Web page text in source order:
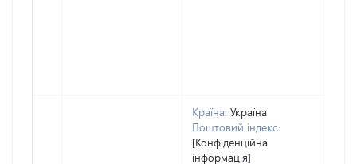
Країна: Україна
Поштовий індекс:
[Конфіденційна
інформація]